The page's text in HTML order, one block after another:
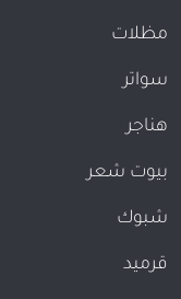
مظلات
سواتر
هناجر
بيوت شعر
شبوك
قرميد